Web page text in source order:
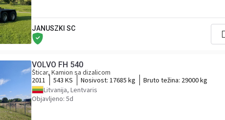
JANUSZKI SC
VOLVO FH 540
Šticar, Kamion sa dizalicom
2011
543 KS Nosivost: 17685 kg Bruto težina: 29000 kg
Litvanija, Lentvaris
Objavljeno: 5d